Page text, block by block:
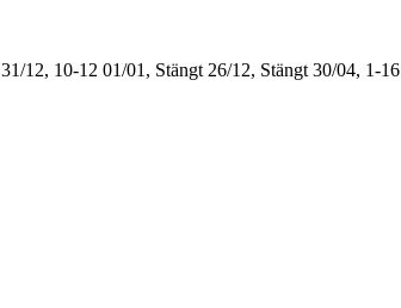
31/12, 10-12 01/01, Stängt 26/12, Stängt 30/04, 1-16